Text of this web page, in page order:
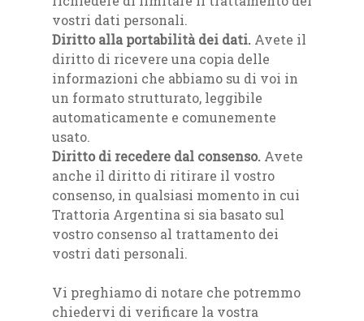
vostri dati personali.
Diritto alla portabilità dei dati. Avete il
diritto di ricevere una copia delle
informazioni che abbiamo su di voi in
un formato strutturato, leggibile
automaticamente e comunemente
usato.
Diritto di recedere dal consenso. Avete
anche il diritto di ritirare il vostro
consenso, in qualsiasi momento in cui
Trattoria Argentina si sia basato sul
vostro consenso al trattamento dei
vostri dati personali.
Vi preghiamo di notare che potremmo
chiedervi di verificare la vostra